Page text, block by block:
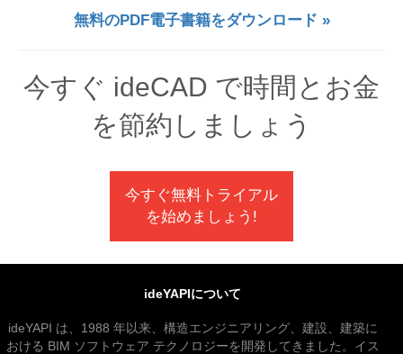
無料のPDF電子書籍をダウンロード »
今すぐ ideCAD で時間とお金
を節約しましょう
今すぐ無料トライアル
を始めましょう!
ideYAPIについて
ideYAPI は、1988 年以来、構造エンジニアリング、建設、建築に
おける BIM ソフトウェア テクノロジーを開発してきました。イス